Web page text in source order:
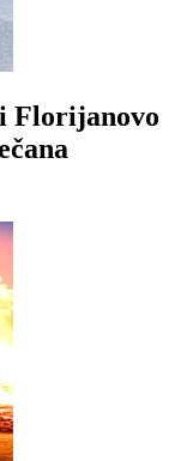
Florijanovo